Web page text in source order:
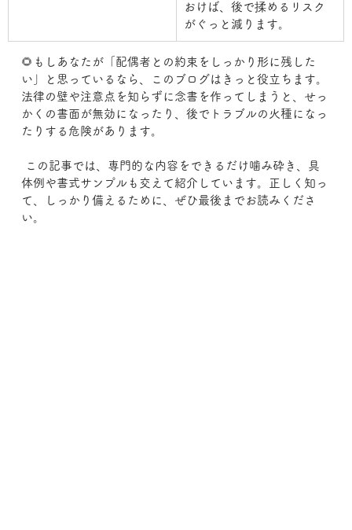
おけば、後で揉めるリスク
がぐっと減ります。
🌻もしあなたが「配偶者との約束をしっかり形に残した
い」と思っているなら、このブログはきっと役立ちます。
法律の壁や注意点を知らずに念書を作ってしまうと、せっ
かくの書面が無効になったり、後でトラブルの火種になっ
たりする危険があります。
体例や書式サンプルも交えて紹介しています。正しく知っ
て、しっかり備えるために、ぜひ最後までお読みくださ
い。